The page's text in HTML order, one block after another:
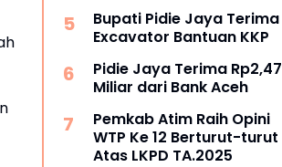
Bupati Pidie Jaya Terima
Excavator Bantuan KKP
Pidie Jaya Terima Rp2,47
Miliar dari Bank Aceh
Pemkab Atim Raih Opini
WTP Ke 12 Berturut-turut
Atas LKPD TA.2025